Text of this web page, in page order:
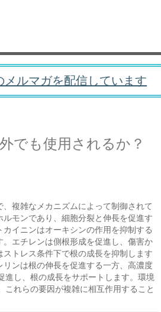
ルマガを配信しています
でも使用されるか？
複雑なメカニズムによって制御されて
モンであり、細胞分裂と伸長を促進す
イニンはオーキシンの作用を抑制する
エチレンは側根形成を促進し、傷害か
トレス条件下で根の成長を抑制します
ンは根の伸長を促進する一方、高濃度
進し、根の成長をサポートします。環境
れらの要因が複雑に相互作用すること